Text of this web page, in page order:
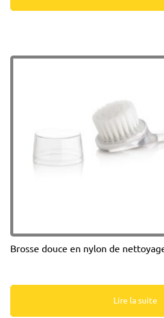
Brosse douce en nylon de
Lire la suite